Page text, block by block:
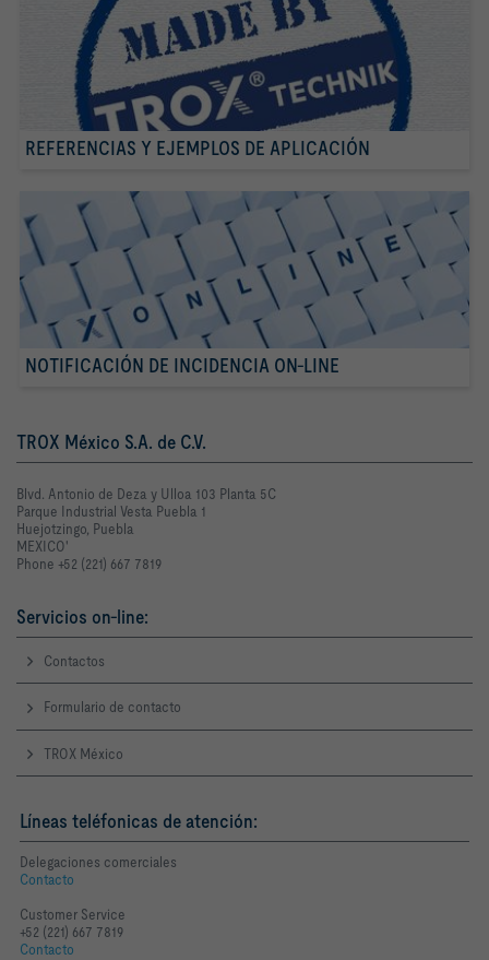
REFERENCIAS Y EJEMPLOS DE APLICACIÓN
NOTIFICACIÓN DE INCIDENCIA ON-LINE
TROX México S.A. de C.V.
Blvd. Antonio de Deza y Ulloa 103 Planta 5C
Parque Industrial Vesta Puebla 1
Huejotzingo, Puebla
MEXICO'
Phone +52 (221) 667 7819
Servicios on-line:
Contactos
Formulario de contacto
TROX México
Líneas teléfonicas de atención:
Delegaciones comerciales
Contacto
Customer Service
+52 (221) 667 7819
Contacto